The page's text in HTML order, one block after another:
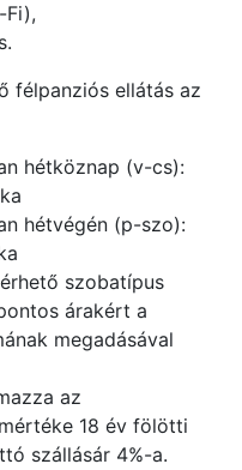
Fi),
félpanziós ellátás az
hétköznap (v-cs):
hétvégén (p-szo):
szobatípus
árakért a
megadásával
az
18 év fölötti
szállásár 4%-a.